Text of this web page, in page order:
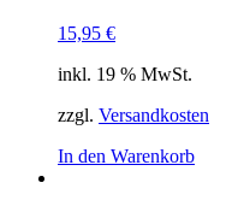
15,95 €
inkl. 19 % MwSt.
zzgl. Versandkosten
In den Warenkorb